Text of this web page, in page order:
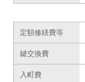
定額修繕費等
鍵交換費
入町費